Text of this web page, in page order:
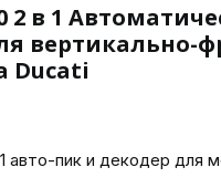
2 в 1
вертикально-
Ducati
пик и декодер для